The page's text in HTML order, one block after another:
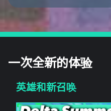
一次全新的体验
英雄和新召唤